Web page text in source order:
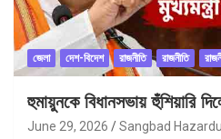
জেলা দেশ-বিদেশ রাজনীতি রাজনীতি
হুমায়ুনকে বিধানসভায় হুঁশিয়ারি
June 29, 2026 Sangbad